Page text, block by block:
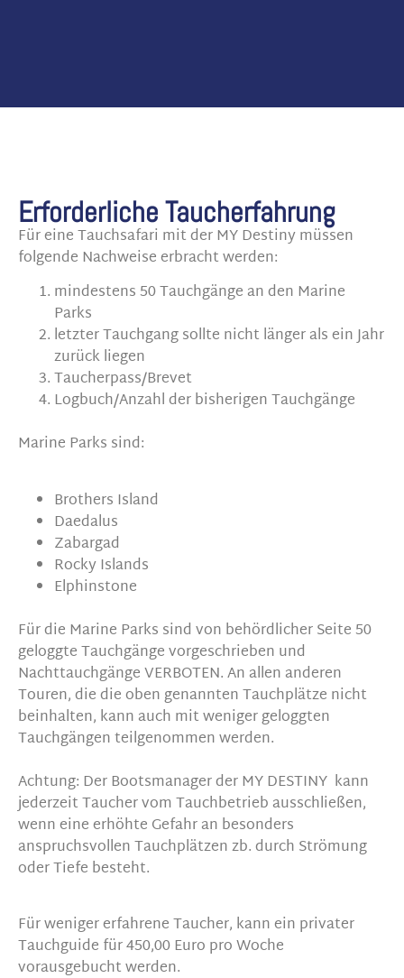
Erforderliche Taucherfahrung
Für eine Tauchsafari mit der MY Destiny müssen
folgende Nachweise erbracht werden:
mindestens 50 Tauchgänge an den Marine
Parks
letzter Tauchgang sollte nicht länger als ein Jahr
zurück liegen
Taucherpass/Brevet
Logbuch/Anzahl der bisherigen Tauchgänge
Marine Parks sind:
Brothers Island
Daedalus
Zabargad
Rocky Islands
Elphinstone
Für die Marine Parks sind von behördlicher Seite 50
geloggte Tauchgänge vorgeschrieben und
Nachttauchgänge VERBOTEN. An allen anderen
Touren, die die oben genannten Tauchplätze nicht
beinhalten, kann auch mit weniger geloggten
Tauchgängen teilgenommen werden.
Achtung: Der Bootsmanager der MY DESTINY kann
jederzeit Taucher vom Tauchbetrieb ausschließen,
wenn eine erhöhte Gefahr an besonders
anspruchsvollen Tauchplätzen zb. durch Strömung
oder Tiefe besteht.
Für weniger erfahrene Taucher, kann ein privater
Tauchguide für 450,00 Euro pro Woche
vorausgebucht werden.